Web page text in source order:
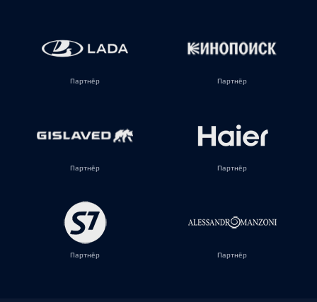
Партнёр Партнёр
Партнёр Партнёр
Партнёр Партнёр